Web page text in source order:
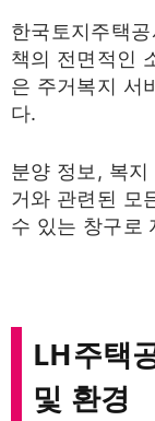
한국토지주택
책의 전면적인
은 주거복지 서
다.
분양 정보, 복지
거와 관련된 모
수 있는 창구로
LH주택
및 환경